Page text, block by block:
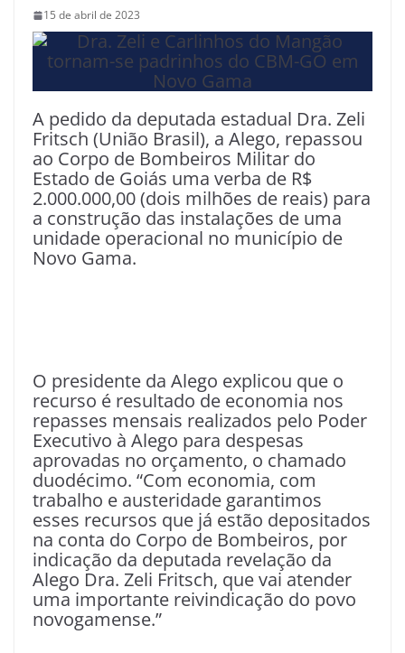
15 de abril de 2023
A pedido da deputada estadual Dra. Zeli
Fritsch (União Brasil), a Alego, repassou
ao Corpo de Bombeiros Militar do
Estado de Goiás uma verba de R$
2.000.000,00 (dois milhões de reais) para
a construção das instalações de uma
unidade operacional no município de
Novo Gama.
O presidente da Alego explicou que o
recurso é resultado de economia nos
repasses mensais realizados pelo Poder
Executivo à Alego para despesas
aprovadas no orçamento, o chamado
duodécimo. “Com economia, com
trabalho e austeridade garantimos
esses recursos que já estão depositados
na conta do Corpo de Bombeiros, por
indicação da deputada revelação da
Alego Dra. Zeli Fritsch, que vai atender
uma importante reivindicação do povo
novogamense.”